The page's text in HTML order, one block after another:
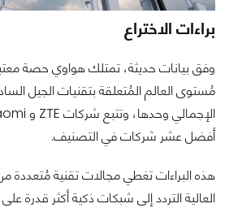
براءات الاختراع
وفق بيانات حديثة، تمتلك هواوي حصة
أفضل عشر شركات في التصنيف.
هذه البراءات تغطي مجالات تقنية مُتعددة
العالية التردد إلى شبكات ذكية أكثر قدرة